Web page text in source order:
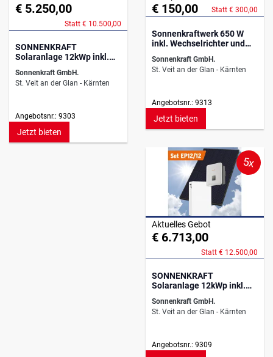
€ 5.250,00
Statt € 10.500,00
SONNENKRAFT
Solaranlage 12kWp inkl.
Sonnenkraft GmbH.
St. Veit an der Glan - Kärnten
Angebotsnr.: 9303
Jetzt bieten
€ 150,00 Statt € 300,00
Sonnenkraftwerk 650 W
inkl. Wechselrichter und
Sonnenkraft GmbH.
St. Veit an der Glan - Kärnten
Angebotsnr.: 9313
Jetzt bieten
5x
Aktuelles Gebot
€ 6.713,00
Statt € 12.500,00
SONNENKRAFT
Solaranlage 12kWp inkl.
Sonnenkraft GmbH.
St. Veit an der Glan - Kärnten
Angebotsnr.: 9309